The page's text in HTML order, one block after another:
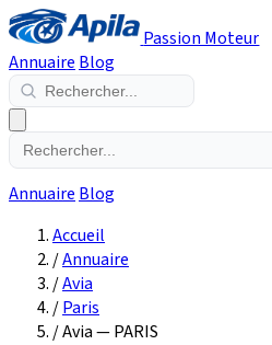
Passion Moteur
Annuaire Blog
Annuaire Blog
Accueil
/Annuaire
/Avia
/Paris
/Avia — PARIS